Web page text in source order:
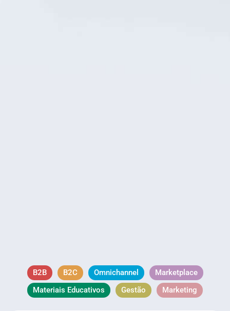
B2B B2C Omnichannel
Marketplace
Materiais Educativos
Gestão Marketing